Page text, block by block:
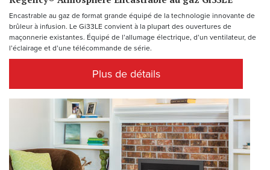
Encastrable au gaz de format grande équipé de la technologie innovante de
brûleur à infusion. Le Gi33LE convient à la plupart des ouvertures de
maçonnerie existantes. Équipé de l’allumage électrique, d’un ventilateur, de
l’éclairage et d’une télécommande de série.
Plus de détails